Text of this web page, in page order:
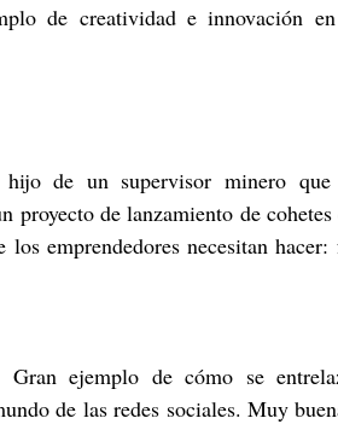
de creatividad e innovación
de un supervisor minero
proyecto de lanzamiento de
emprendedores necesitan
ejemplo de cómo se
de las redes sociales. Muy